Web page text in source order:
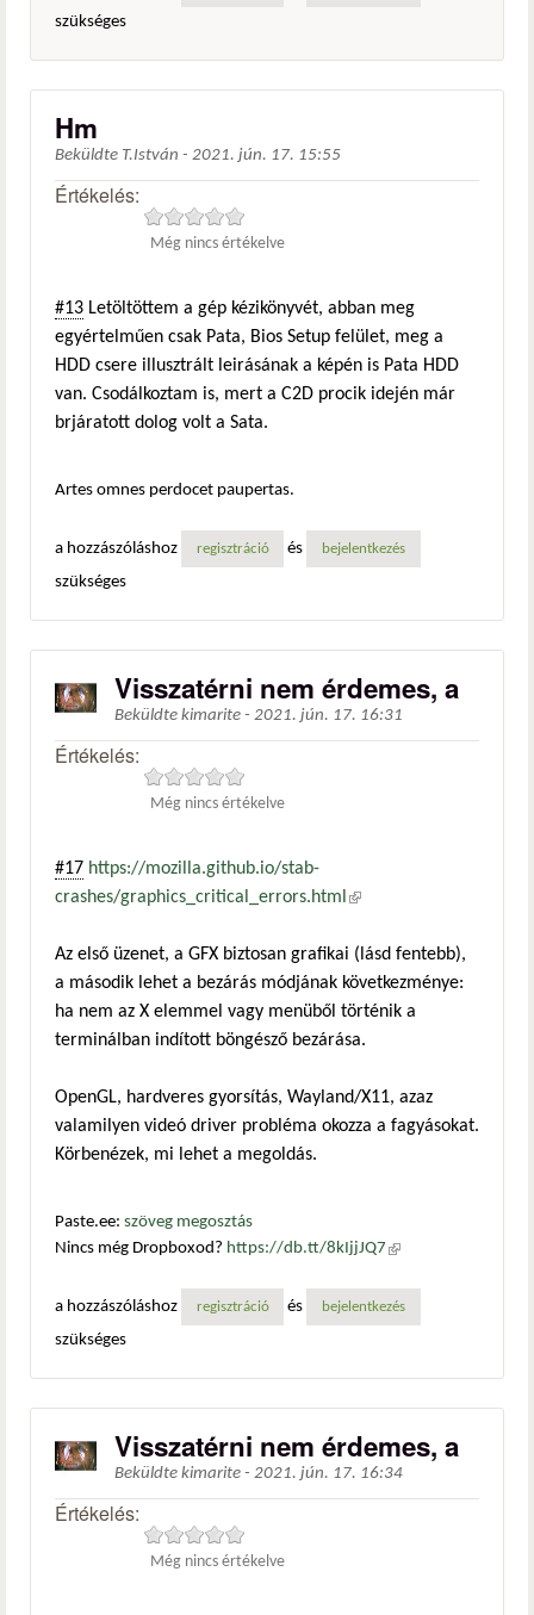
szükséges
Hm
Beküldte T.István - 2021. jún. 17. 15:55
Értékelés:
Még nincs értékelve
#13 Letöltöttem a gép kézikönyvét, abban meg
egyértelműen csak Pata, Bios Setup felület, meg a
HDD csere illusztrált leirásának a képén is Pata HDD
van. Csodálkoztam is, mert a C2D procik idején már
brjáratott dolog volt a Sata.
Artes omnes perdocet paupertas.
a hozzászóláshoz regisztráció és bejelentkezés
szükséges
Visszatérni nem érdemes, a
Beküldte kimarite - 2021. jún. 17. 16:31
Értékelés:
Még nincs értékelve
#17 https://mozilla.github.io/stab-
crashes/graphics_critical_errors.html (külső hivatkozás)
Az első üzenet, a GFX biztosan grafikai (lásd fentebb),
a második lehet a bezárás módjának következménye:
ha nem az X elemmel vagy menüből történik a
terminálban indított böngésző bezárása.
OpenGL, hardveres gyorsítás, Wayland/X11, azaz
valamilyen videó driver probléma okozza a fagyásokat.
Körbenézek, mi lehet a megoldás.
Paste.ee: szöveg megosztás
Nincs még Dropboxod? https://db.tt/8kIjjJQ7 (külső
a hozzászóláshoz
regisztráció és bejelentkezés
szükséges
Visszatérni nem érdemes, a
Beküldte kimarite - 2021. jún. 17. 16:34
Értékelés:
Még nincs értékelve